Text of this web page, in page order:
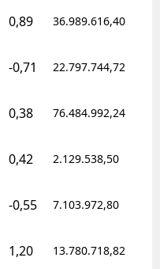
0,89 36.989.616,40
-0,71 22.797.744,72
0,38 76.484.992,24
0,42 2.129.538,50
-0,55 7.103.972,80
1,20 13.780.718,82